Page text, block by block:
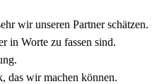
wir unseren Partner schätzen.
in Worte zu fassen sind.
das wir machen können.